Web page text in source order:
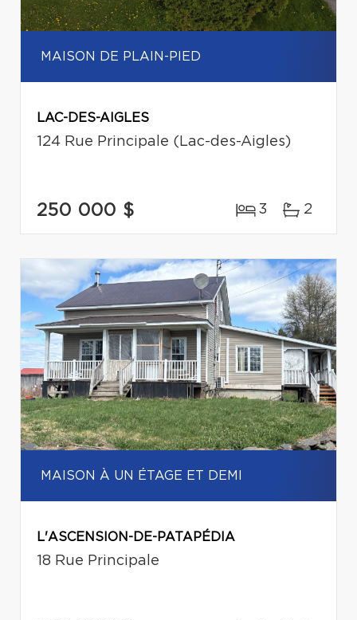
MAISON DE PLAIN-PIED
LAC-DES-AIGLES
124 Rue Principale (Lac-des-Aigles)
250 000 $ 3 2
MAISON À UN ÉTAGE ET DEMI
L'ASCENSION-DE-PATAPÉDIA
18 Rue Principale